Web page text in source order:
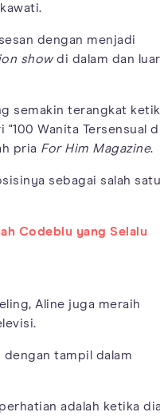
dengan menjadi
showdi dalam dan luar
semakin terangkat
Wanita Tersensual
pria For Him Magazine.
sebagai salah satu
Codeblu yang Selalu
Aline juga meraih
dengan tampil dalam
adalah ketika